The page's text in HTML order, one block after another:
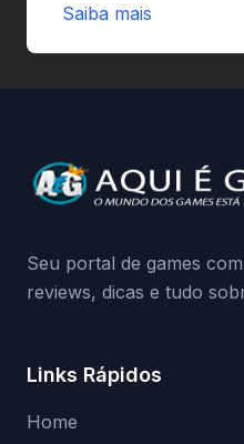
preload e avisa que
da Playground:
medidas contra
Saiba mais
Seu portal de games
reviews, dicas e tudo
Links Rápidos
Home